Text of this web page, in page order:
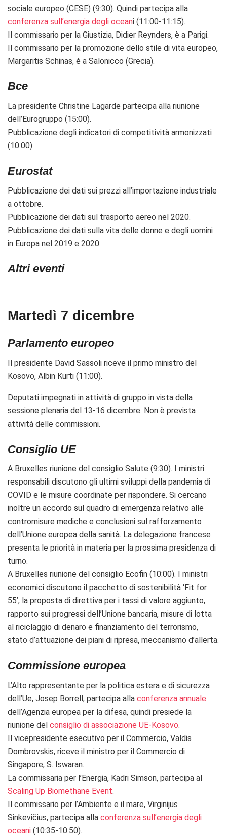
sociale europeo (CESE) (9:30). Quindi partecipa alla
conferenza sull’energia degli oceani (11:00-11:15).
Il commissario per la Giustizia, Didier Reynders, è a Parigi.
Il commissario per la promozione dello stile di vita europeo,
Margaritis Schinas, è a Salonicco (Grecia).
Bce
La presidente Christine Lagarde partecipa alla riunione
dell’Eurogruppo (15:00).
Pubblicazione degli indicatori di competitività armonizzati
(10:00)
Eurostat
Pubblicazione dei dati sui prezzi all’importazione industriale
a ottobre.
Pubblicazione dei dati sul trasporto aereo nel 2020.
Pubblicazione dei dati sulla vita delle donne e degli uomini
in Europa nel 2019 e 2020.
Altri eventi
Martedì 7 dicembre
Parlamento europeo
Il presidente David Sassoli riceve il primo ministro del
Kosovo, Albin Kurti (11:00).
Deputati impegnati in attività di gruppo in vista della
sessione plenaria del 13-16 dicembre. Non è prevista
attività delle commissioni.
Consiglio UE
A Bruxelles riunione del consiglio Salute (9:30). I ministri
responsabili discutono gli ultimi sviluppi della pandemia di
COVID e le misure coordinate per rispondere. Si cercano
inoltre un accordo sul quadro di emergenza relativo alle
contromisure mediche e conclusioni sul rafforzamento
dell’Unione europea della sanità. La delegazione francese
presenta le priorità in materia per la prossima presidenza di
turno.
A Bruxelles riunione del consiglio Ecofin (10:00). I ministri
economici discutono il pacchetto di sostenibilità ‘Fit for
55’, la proposta di direttiva per i tassi di valore aggiunto,
rapporto sui progressi dell’Unione bancaria, misure di lotta
al riciclaggio di denaro e finanziamento del terrorismo,
stato d’attuazione dei piani di ripresa, meccanismo d’allerta.
Commissione europea
L’Alto rappresentante per la politica estera e di sicurezza
dell’Ue, Josep Borrell, partecipa alla conferenza annuale
dell’Agenzia europea per la difesa, quindi presiede la
riunione del consiglio di associazione UE-Kosovo.
Il vicepresidente esecutivo per il Commercio, Valdis
Dombrovskis, riceve il ministro per il Commercio di
Singapore, S. Iswaran.
La commissaria per l’Energia, Kadri Simson, partecipa al
Scaling Up Biomethane Event.
Il commissario per l’Ambiente e il mare, Virginijus
Sinkevičius, partecipa alla conferenza sull’energia degli
oceani (10:35-10:50).